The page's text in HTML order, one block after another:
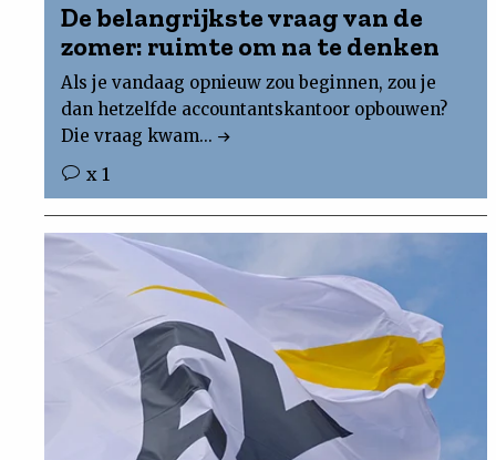
De belangrijkste vraag van de
zomer: ruimte om na te denken
Als je vandaag opnieuw zou beginnen, zou je
dan hetzelfde accountantskantoor opbouwen?
Die vraag kwam...
x 1